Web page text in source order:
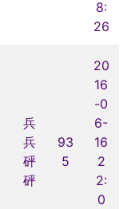
8:
26
兵
兵
砰
砰
93
5
20
16
-0
6-
16
2
2:
0